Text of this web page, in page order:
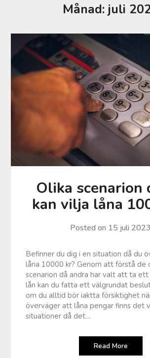
Månad: juli
Olika scenarion
kan vilja låna
Posted on 15 juli 2023
Befinner du dig i en situation då du
låna 10000 kr? Genom att förstå de
scenarion då andra har valt att ta ett
lån kan du fatta ett välgrundat
om du alltid bör iaktta försiktighet
överväger att låna pengar finns det
situationer då det…
Read More